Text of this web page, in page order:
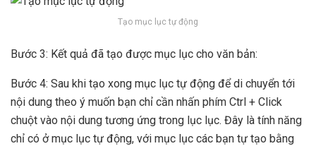
Tạo mục lục tự động
Bước 3: Kết quả đã tạo được mục lục cho văn bản:
Bước 4: Sau khi tạo xong mục lục tự động để di chuyển tới
nội dung theo ý muốn bạn chỉ cần nhấn phím Ctrl + Click
chuột vào nội dung tương ứng trong lục lục. Đây là tính năng
chỉ có ở mục lục tự động, với mục lục các bạn tự tạo bằng